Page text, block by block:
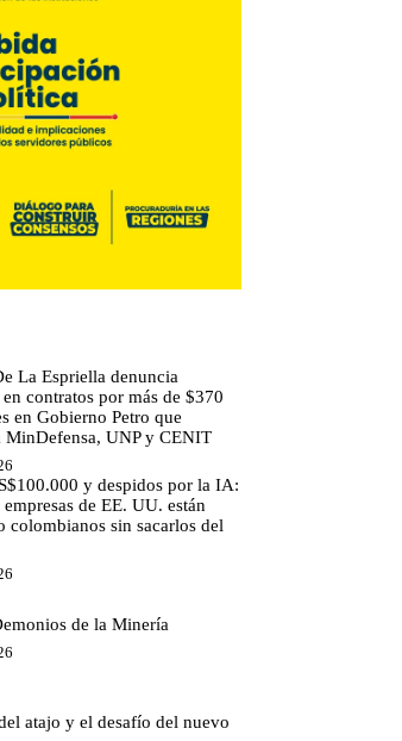
La Espriella denuncia
contratos por más de $370
en Gobierno Petro que
MinDefensa, UNP y CENIT
y despidos por la IA:
de EE. UU. están
colombianos sin sacarlos del
de la Minería
atajo y el desafío del nuevo